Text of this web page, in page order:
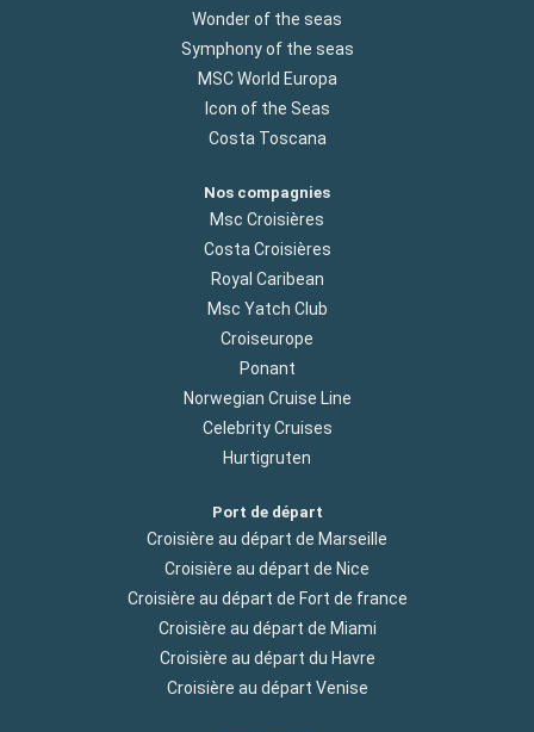
Wonder of the seas
Symphony of the seas
MSC World Europa
Icon of the Seas
Costa Toscana
Nos compagnies
Msc Croisières
Costa Croisières
Royal Caribean
Msc Yatch Club
Croiseurope
Ponant
Norwegian Cruise Line
Celebrity Cruises
Hurtigruten
Port de départ
Croisière au départ de Marseille
Croisière au départ de Nice
Croisière au départ de Fort de france
Croisière au départ de Miami
Croisière au départ du Havre
Croisière au départ Venise